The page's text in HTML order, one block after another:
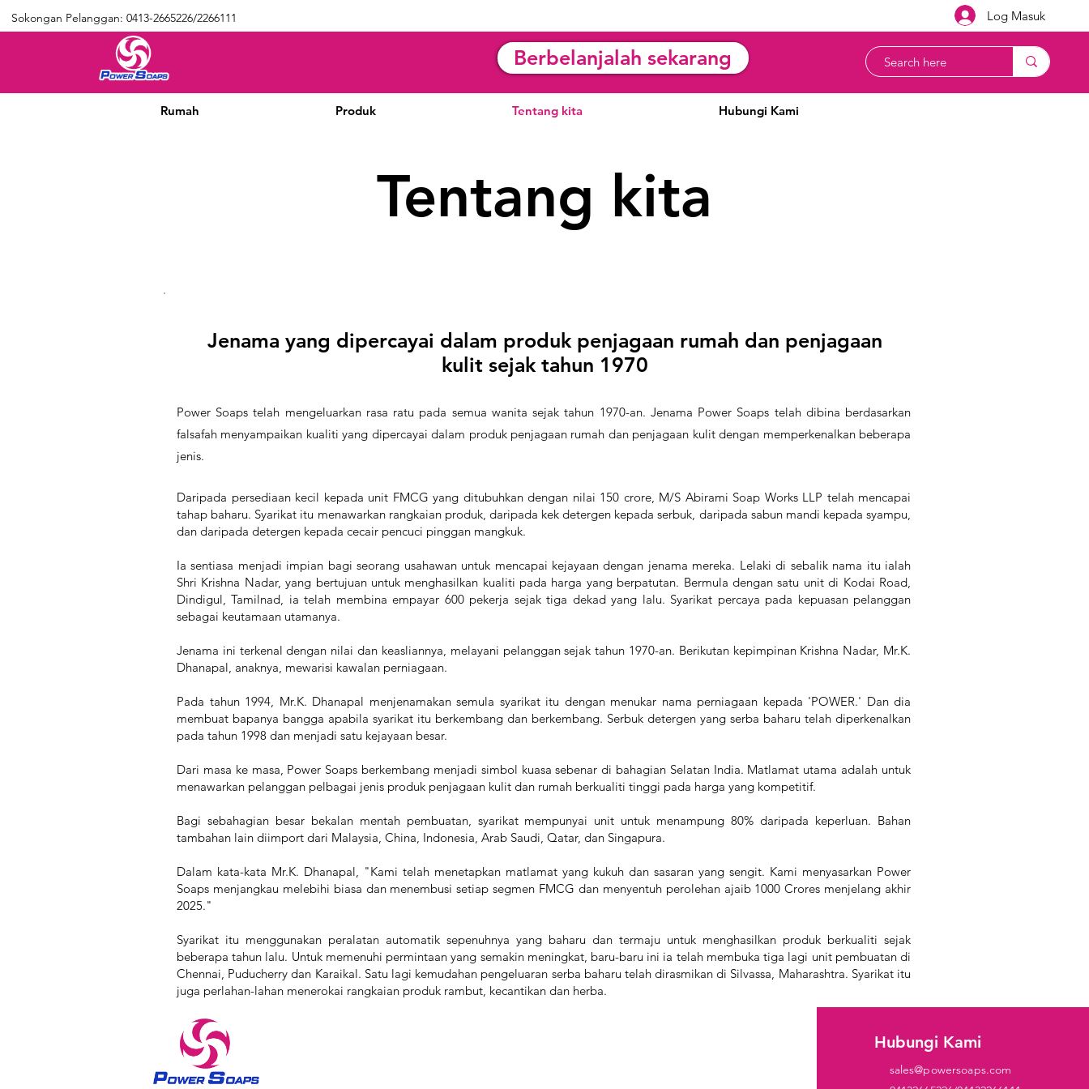
Sokongan Pelanggan: 0413-2665226/2266111 Log Masuk
Berbelanjalah sekarang
Rumah Produk Tentang kita Hubungi Kami
Tentang kita
Jenama yang dipercayai dalam produk penjagaan rumah dan penjagaan
kulit sejak tahun 1970
Power Soaps telah mengeluarkan rasa ratu pada semua wanita sejak tahun 1970-an. Jenama Power Soaps telah dibina berdasarkan
falsafah menyampaikan kualiti yang dipercayai dalam produk penjagaan rumah dan penjagaan kulit dengan memperkenalkan beberapa
jenis.
Daripada persediaan kecil kepada unit FMCG yang ditubuhkan dengan nilai 150 crore, M/S Abirami Soap Works LLP telah mencapai
tahap baharu. Syarikat itu menawarkan rangkaian produk, daripada kek detergen kepada serbuk, daripada sabun mandi kepada syampu,
dan daripada detergen kepada cecair pencuci pinggan mangkuk.
Ia sentiasa menjadi impian bagi seorang usahawan untuk mencapai kejayaan dengan jenama mereka. Lelaki di sebalik nama itu ialah
Shri Krishna Nadar, yang bertujuan untuk menghasilkan kualiti pada harga yang berpatutan. Bermula dengan satu unit di Kodai Road,
Dindigul, Tamilnad, ia telah membina empayar 600 pekerja sejak tiga dekad yang lalu. Syarikat percaya pada kepuasan pelanggan
sebagai keutamaan utamanya.
Jenama ini terkenal dengan nilai dan keasliannya, melayani pelanggan sejak tahun 1970-an. Berikutan kepimpinan Krishna Nadar, Mr.K.
Dhanapal, anaknya, mewarisi kawalan perniagaan.
Pada tahun 1994, Mr.K. Dhanapal menjenamakan semula syarikat itu dengan menukar nama perniagaan kepada 'POWER.' Dan dia
membuat bapanya bangga apabila syarikat itu berkembang dan berkembang. Serbuk detergen yang serba baharu telah diperkenalkan
pada tahun 1998 dan menjadi satu kejayaan besar.
Dari masa ke masa, Power Soaps berkembang menjadi simbol kuasa sebenar di bahagian Selatan India. Matlamat utama adalah untuk
menawarkan pelanggan pelbagai jenis produk penjagaan kulit dan rumah berkualiti tinggi pada harga yang kompetitif.
Bagi sebahagian besar bekalan mentah pembuatan, syarikat mempunyai unit untuk menampung 80% daripada keperluan. Bahan
tambahan lain diimport dari Malaysia, China, Indonesia, Arab Saudi, Qatar, dan Singapura.
Dalam kata-kata Mr.K. Dhanapal, "Kami telah menetapkan matlamat yang kukuh dan sasaran yang sengit. Kami menyasarkan Power
Soaps menjangkau melebihi biasa dan menembusi setiap segmen FMCG dan menyentuh perolehan ajaib 1000 Crores menjelang akhir
2025."
Syarikat itu menggunakan peralatan automatik sepenuhnya yang baharu dan termaju untuk menghasilkan produk berkualiti sejak
beberapa tahun lalu. Untuk memenuhi permintaan yang semakin meningkat, baru-baru ini ia telah membuka tiga lagi unit pembuatan di
Chennai, Puducherry dan Karaikal. Satu lagi kemudahan pengeluaran serba baharu telah dirasmikan di Silvassa, Maharashtra. Syarikat itu
juga perlahan-lahan menerokai rangkaian produk rambut, kecantikan dan herba.
Hubungi Kami
sales@powersoaps.com